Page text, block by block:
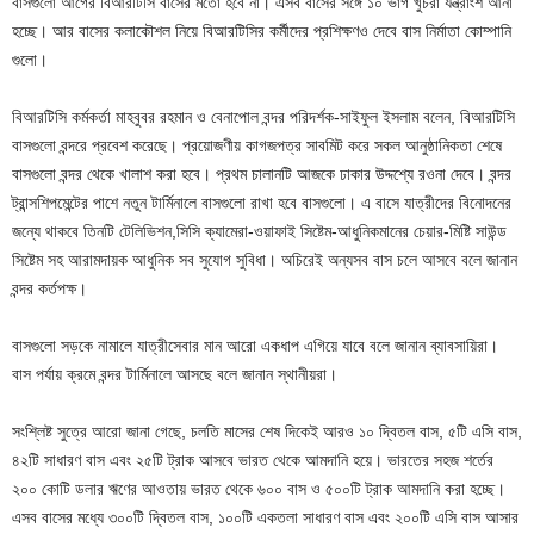
হচ্ছে। আর বাসের কলাকৌশল নিয়ে বিআরটিসির কর্মীদের প্রশিক্ষণও দেবে বাস নির্মাতা কোম্পানি
গুলো।
বিআরটিসি কর্মকর্তা মাহবুবর রহমান ও বেনাপোল বন্দর পরিদর্শক-সাইফুল ইসলাম বলেন, বিআরটিসি
বাসগুলো বন্দরে প্রবেশ করেছে। প্রয়োজণীয় কাগজপত্র সাবমিট করে সকল আনুষ্ঠানিকতা শেষে
বাসগুলো বন্দর থেকে খালাশ করা হবে। প্রথম চালানটি আজকে ঢাকার উদ্দশ্যে রওনা দেবে। বন্দর
ট্রান্সশিপমেন্টের পাশে নতুন টার্মিনালে বাসগুলো রাখা হবে বাসগুলো। এ বাসে যাত্রীদের বিনোদনের
জন্যে থাকবে তিনটি টেলিভিশন,সিসি ক্যামেরা-ওয়াফাই সিষ্টেম-আধুনিকমানের চেয়ার-মিষ্টি সাউন্ড
সিষ্টেম সহ আরামদায়ক আধুনিক সব সুযোগ সুবিধা। অচিরেই অন্যসব বাস চলে আসবে বলে জানান
বন্দর কর্তপক্ষ।
বাসগুলো সড়কে নামালে যাত্রীসেবার মান আরো একধাপ এগিয়ে যাবে বলে জানান ব্যাবসায়িরা।
বাস পর্যায় ক্রমে বন্দর টার্মিনালে আসছে বলে জানান স্থানীয়রা।
সংশ্লিষ্ট সুত্রে আরো জানা গেছে, চলতি মাসের শেষ দিকেই আরও ১০ দ্বিতল বাস, ৫টি এসি বাস,
৪২টি সাধারণ বাস এবং ২৫টি ট্রাক আসবে ভারত থেকে আমদানি হয়ে। ভারতের সহজ শর্তের
২০০ কোটি ডলার ঋণের আওতায় ভারত থেকে ৬০০ বাস ও ৫০০টি ট্রাক আমদানি করা হচ্ছে।
এসব বাসের মধ্যে ৩০০টি দ্বিতল বাস, ১০০টি একতলা সাধারণ বাস এবং ২০০টি এসি বাস আসার